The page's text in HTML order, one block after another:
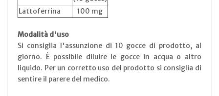
Lattoferrina
100 mg
Modalità d'uso
Si consiglia l'assunzione di 10 gocce di prodotto, al
giorno. È possibile diluire le gocce in acqua o altro
liquido. Per un corretto uso del prodotto si consiglia di
sentire il parere del medico.